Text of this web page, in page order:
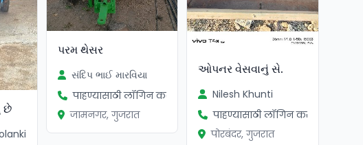
છે
પરમ થેસર
સંદિપ ભાઈ મારવિયા
पाहण्यासाठी लॉगिन करा
जामनगर, गुजरात
ઓપનર વેસવાનું સે.
Nilesh Khunti
पाहण्यासाठी लॉगिन करा
पोरबंदर, गुजरात